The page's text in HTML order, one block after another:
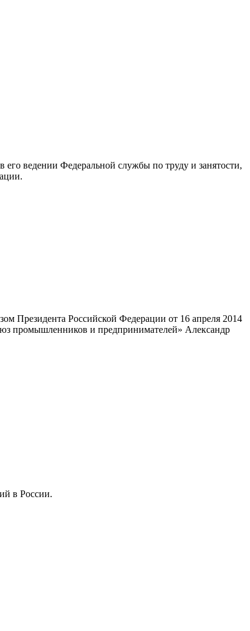
ведении Федеральной службы по труду и занятости,
Президента Российской Федерации от 16 апреля 2014
промышленников и предпринимателей» Александр
в России.